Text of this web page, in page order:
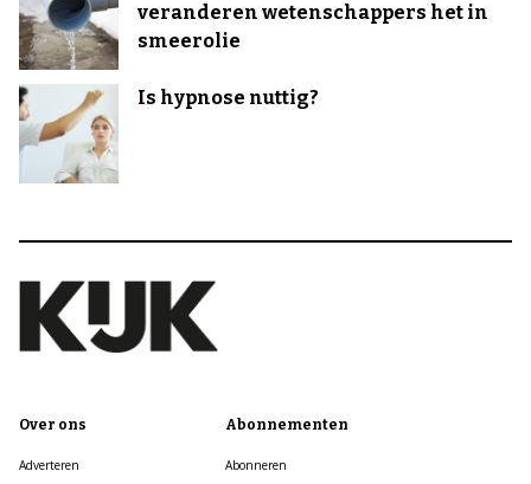
veranderen wetenschappers het in
smeerolie
Is hypnose nuttig?
Over ons
Adverteren
Abonnementen
Abonneren